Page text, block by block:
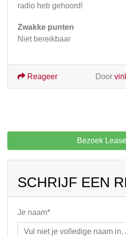
radio heb gehoord!
Zwakke punten
Niet bereikbaar
Door
Reageer
Bezoek
SCHRIJF EEN
Je naam*